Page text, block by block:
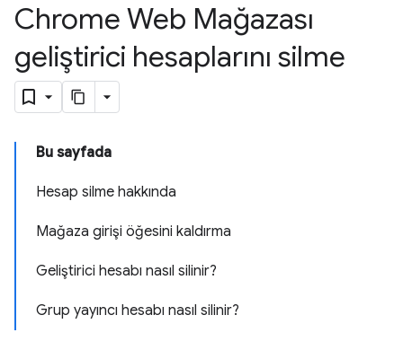
Chrome Web Mağazası
geliştirici hesaplarını silme
Bu sayfada
Hesap silme hakkında
Mağaza girişi öğesini kaldırma
Geliştirici hesabı nasıl silinir?
Grup yayıncı hesabı nasıl silinir?